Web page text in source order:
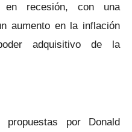
en recesión, con una
aumento en la inflación
adquisitivo de la
propuestas por Donald